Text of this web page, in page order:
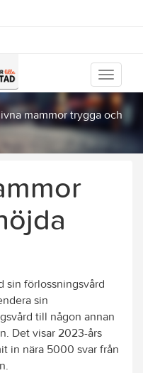
Visa
meny
mammor trygga och
sin förlossningsvård
sin
till någon annan
Det visar 2023-års
in nära 5000 svar från